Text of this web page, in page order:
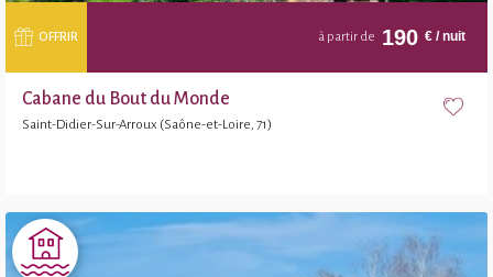
OFFRIR à partir de 190 € / nuit
Cabane du Bout du Monde
Saint-Didier-Sur-Arroux (Saône-et-Loire, 71)